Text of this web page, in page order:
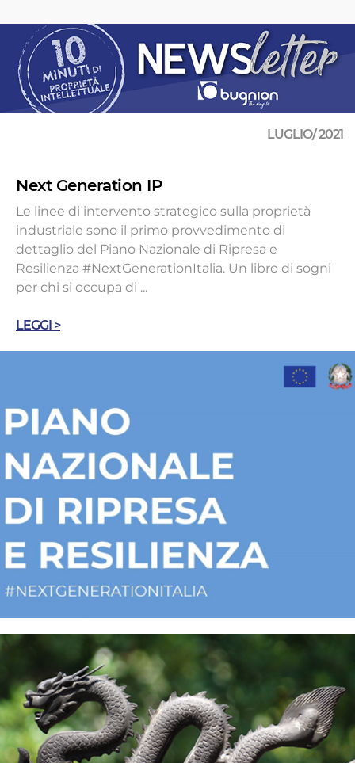
LUGLIO/ 2021
Next Generation IP
Le linee di intervento strategico sulla proprietà
industriale sono il primo provvedimento di
dettaglio del Piano Nazionale di Ripresa e
Resilienza #NextGenerationItalia. Un libro di sogni
per chi si occupa di ...
LEGGI >